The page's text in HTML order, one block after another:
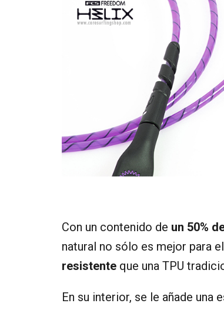
Con un contenido de un 50%
natural no sólo es mejor para
resistente que una TPU
En su interior, se le añade una